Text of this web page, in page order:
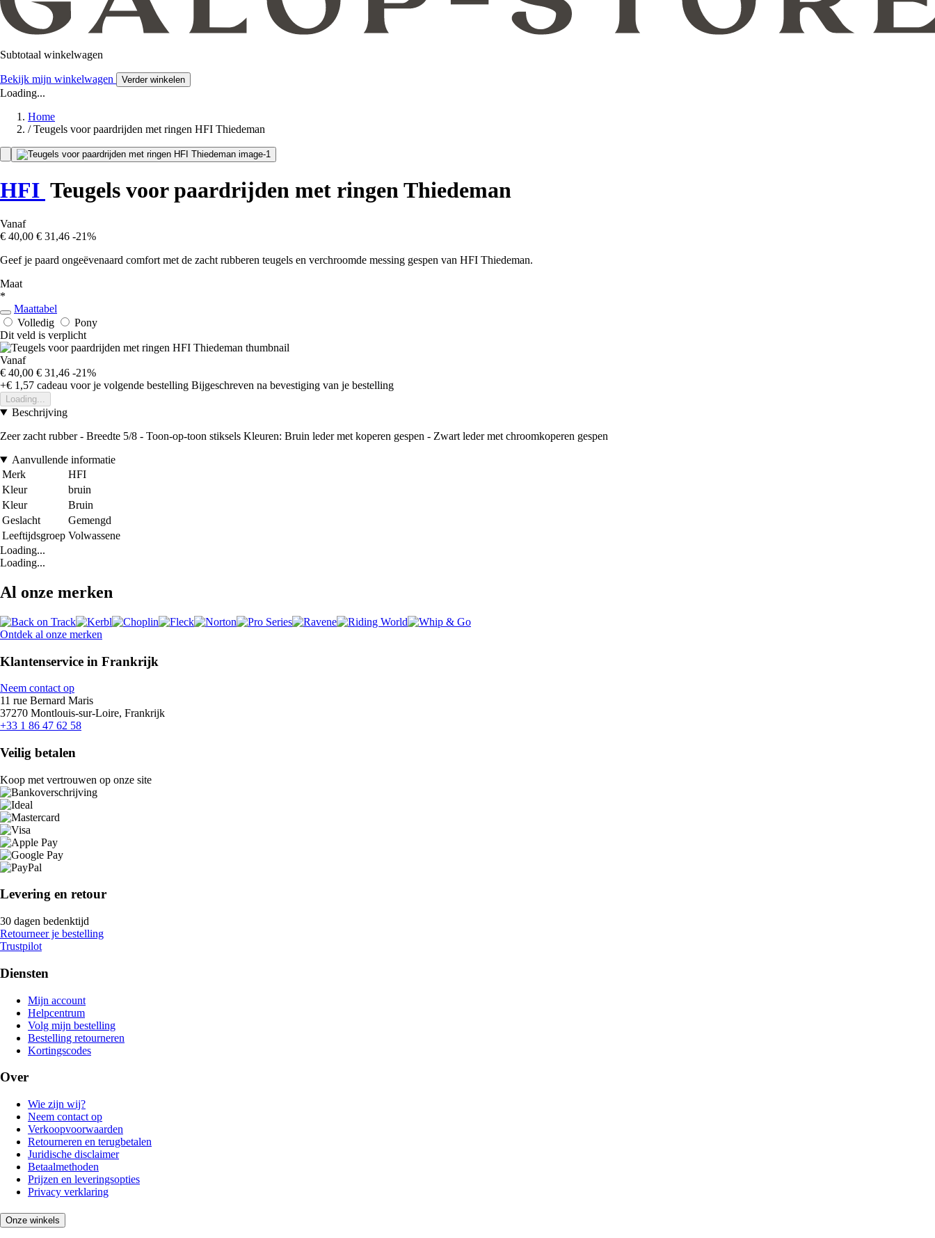
Subtotaal winkelwagen
Bekijk mijn winkelwagen Verder winkelen
Loading...
Home
/ Teugels voor paardrijden met ringen HFI Thiedeman
HFI Teugels voor paardrijden met ringen Thiedeman
Vanaf
€ 40,00 € 31,46 -21%
Geef je paard ongeëvenaard comfort met de zacht rubberen teugels en verchroomde messing gespen van HFI Thiedeman.
Maat
*
Maattabel
Volledig
Pony
Dit veld is verplicht
Vanaf
€ 40,00 € 31,46 -21%
+€ 1,57 cadeau voor je volgende bestelling Bijgeschreven na bevestiging van je bestelling
Loading...
Beschrijving
Zeer zacht rubber - Breedte 5/8 - Toon-op-toon stiksels Kleuren: Bruin leder met koperen gespen - Zwart leder met chroomkoperen gespen
Aanvullende informatie
Merk
HFI
Kleur
bruin
Kleur
Bruin
Geslacht
Gemengd
Leeftijdsgroep Volwassene
Loading...
Loading...
Al onze merken
Ontdek al onze merken
Klantenservice in Frankrijk
Neem contact op
11 rue Bernard Maris
37270 Montlouis-sur-Loire, Frankrijk
+33 1 86 47 62 58
Veilig betalen
Koop met vertrouwen op onze site
Levering en retour
30 dagen bedenktijd
Retourneer je bestelling
Trustpilot
Diensten
Mijn account
Helpcentrum
Volg mijn bestelling
Bestelling retourneren
Kortingscodes
Over
Wie zijn wij?
Neem contact op
Verkoopvoorwaarden
Retourneren en terugbetalen
Juridische disclaimer
Betaalmethoden
Prijzen en leveringsopties
Privacy verklaring
Onze winkels